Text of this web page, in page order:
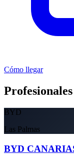
Cómo llegar
BYD
Las Palmas
BYD